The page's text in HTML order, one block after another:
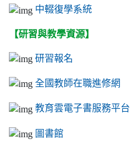
中輟復學系統
【研習與教學資源】
研習報名
全國教師在職進修網
教育雲電子書服務平台
圖書館